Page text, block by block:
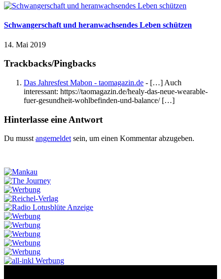
Schwangerschaft und heranwachsendes Leben schützen
14. Mai 2019
Trackbacks/Pingbacks
Das Jahresfest Mabon - taomagazin.de - […] Auch
interessant: https://taomagazin.de/healy-das-neue-wearable-
fuer-gesundheit-wohlbefinden-und-balance/ […]
Hinterlasse eine Antwort
Du musstangemeldetsein, um einen Kommentar abzugeben.